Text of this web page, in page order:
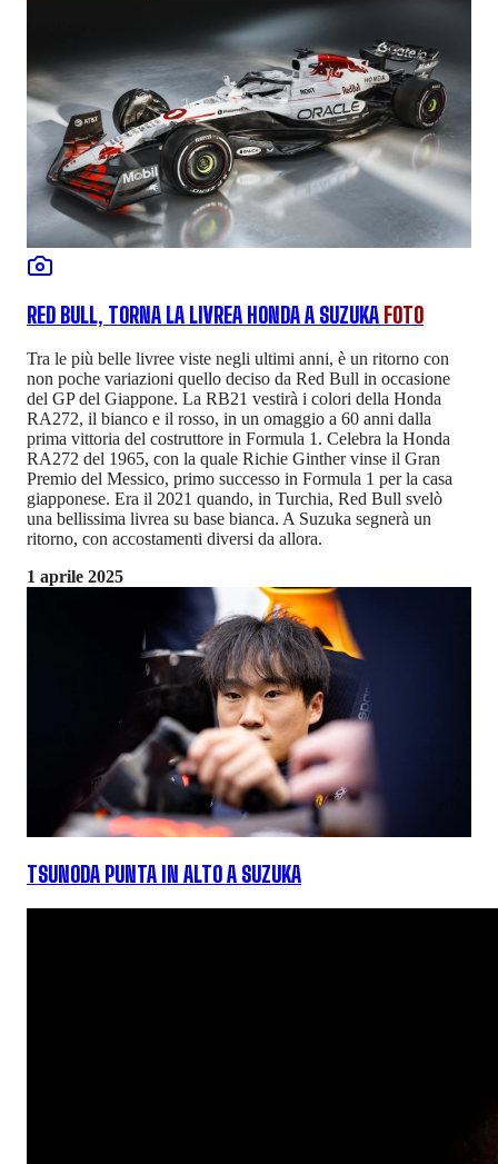
RED BULL, TORNA LA LIVREA HONDA A SUZUKA FOTO
Tra le più belle livree viste negli ultimi anni, è un ritorno con
non poche variazioni quello deciso da Red Bull in occasione
del GP del Giappone. La RB21 vestirà i colori della Honda
RA272, il bianco e il rosso, in un omaggio a 60 anni dalla
prima vittoria del costruttore in Formula 1. Celebra la Honda
RA272 del 1965, con la quale Richie Ginther vinse il Gran
Premio del Messico, primo successo in Formula 1 per la casa
giapponese. Era il 2021 quando, in Turchia, Red Bull svelò
una bellissima livrea su base bianca. A Suzuka segnerà un
ritorno, con accostamenti diversi da allora.
1 aprile 2025
TSUNODA PUNTA IN ALTO A SUZUKA